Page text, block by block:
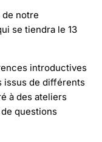
notre
se tiendra le 13
introductives
issus de différents
à des ateliers
questions